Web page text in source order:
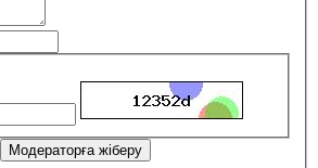
Модераторға жіберу